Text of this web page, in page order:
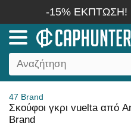
-15% ΕΚΠΤΩΣΗ!
47 Brand
Σκούφοι γκρι vuelta από
Brand